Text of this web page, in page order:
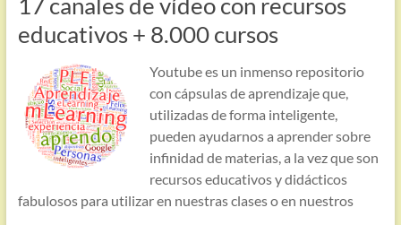
educativos + 8.000 cursos
Youtube es un inmenso repositorio
con cápsulas de aprendizaje que,
utilizadas de forma inteligente,
pueden ayudarnos a aprender sobre
infinidad de materias, a la vez que son
recursos educativos y didácticos
fabulosos para utilizar en nuestras clases o en nuestros